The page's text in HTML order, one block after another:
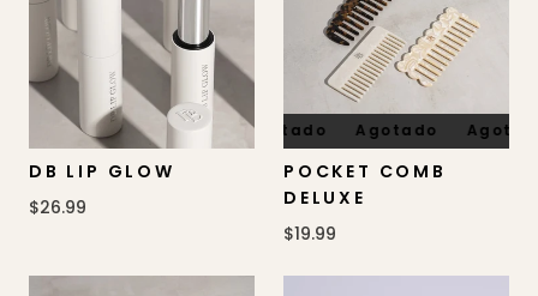
DB LIP GLOW
$26.99
Agotado Agotado Agotado Agotado
POCKET COMB
DELUXE
$19.99